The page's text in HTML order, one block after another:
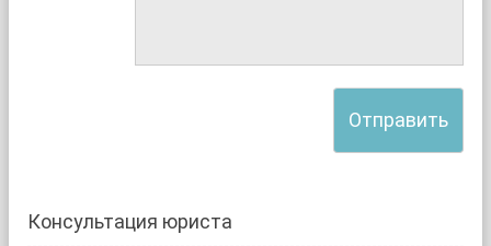
Консультация юриста